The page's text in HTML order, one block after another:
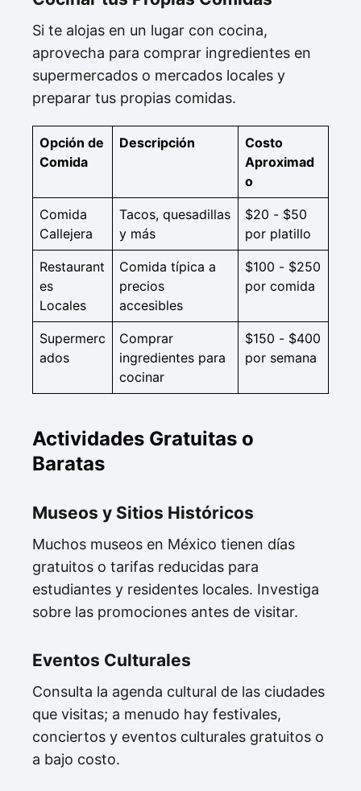
Si te alojas en un lugar con cocina,
aprovecha para comprar ingredientes en
supermercados o mercados locales y
preparar tus propias comidas.
Opción de
Comida
Descripción
Costo
Aproximad
o
Comida
Callejera
Tacos, quesadillas
y más
$20 - $50
por platillo
Restaurant
es
Locales
Comida típica a
precios
accesibles
$100 - $250
por comida
Supermerc
ados
Comprar
ingredientes para
cocinar
$150 - $400
por semana
Actividades Gratuitas o
Baratas
Museos y Sitios Históricos
Muchos museos en México tienen días
gratuitos o tarifas reducidas para
estudiantes y residentes locales. Investiga
sobre las promociones antes de visitar.
Eventos Culturales
Consulta la agenda cultural de las ciudades
que visitas; a menudo hay festivales,
conciertos y eventos culturales gratuitos o
a bajo costo.